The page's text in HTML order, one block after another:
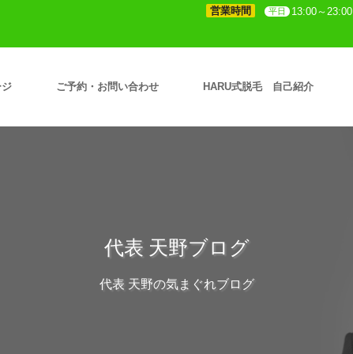
営業時間 平日 13:00～23:00
ご予約・お問い合わせ HARU式脱毛 自己紹介
代表 天野ブログ
代表 天野の気まぐれブログ